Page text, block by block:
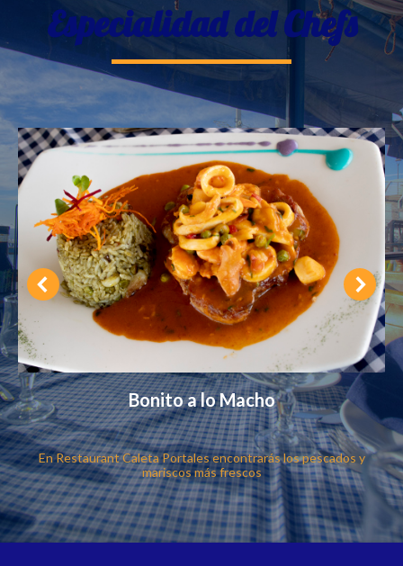
Especialidad del Chefs
Jalea Marina
En Restaurant Caleta Portales encontrarás los pescados y
mariscos más frescos